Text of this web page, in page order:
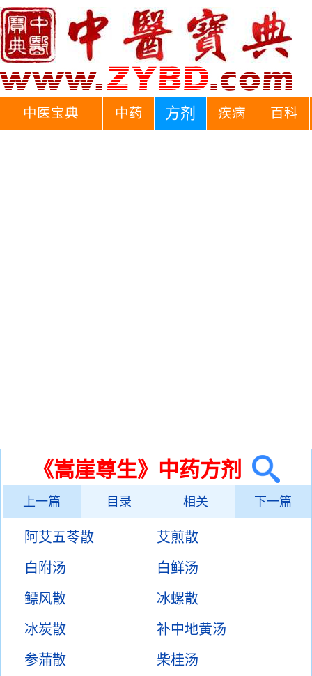
中医宝典 中药 方剂 疾病 百科
《嵩崖尊生》中药方剂
上一篇 目录 相关 下一篇
阿艾五苓散
艾煎散
白附汤
白鲜汤
鳔风散
冰螺散
冰炭散
补中地黄汤
参蒲散
柴桂汤